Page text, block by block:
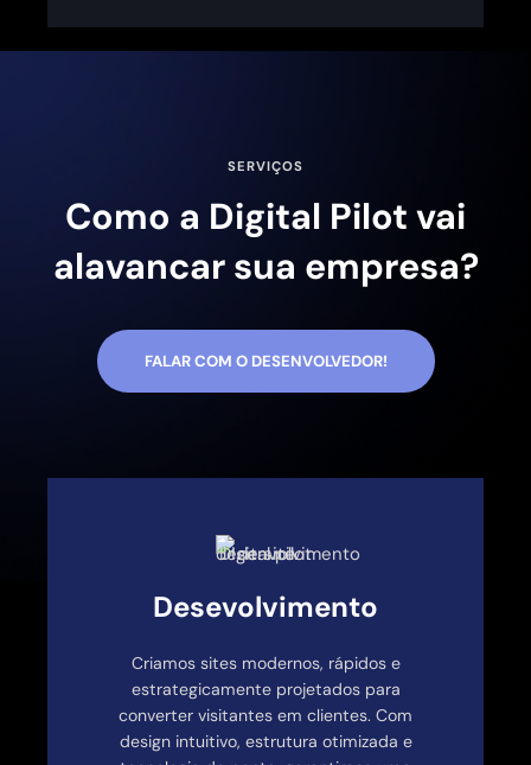
SERVIÇOS
Como a Digital Pilot vai
alavancar sua empresa?
FALAR COM O DESENVOLVEDOR!
Desevolvimento
Criamos sites modernos, rápidos e
estrategicamente projetados para
converter visitantes em clientes. Com
design intuitivo, estrutura otimizada e